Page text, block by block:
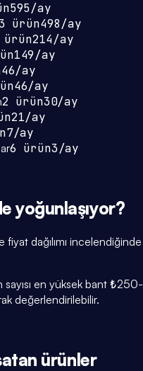
595/ay
ürün498/ay
ürün214/ay
149/ay
46/ay
46/ay
2 ürün30/ay
21/ay
7/ay
6 ürün3/ay
yoğunlaşıyor?
fiyat dağılımı
en yüksek bant
değerlendirilebilir.
ürünler